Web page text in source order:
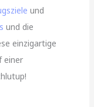
und
und die
einzigartige
einer